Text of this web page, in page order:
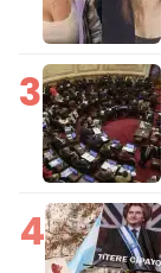
3
4